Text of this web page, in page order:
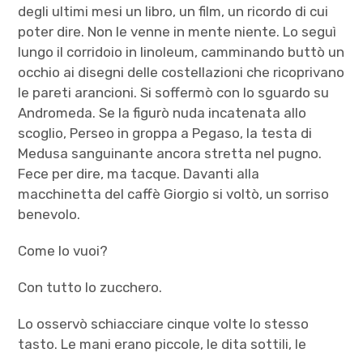
degli ultimi mesi un libro, un film, un ricordo di cui
poter dire. Non le venne in mente niente. Lo seguì
lungo il corridoio in linoleum, camminando buttò un
occhio ai disegni delle costellazioni che ricoprivano
le pareti arancioni. Si soffermò con lo sguardo su
Andromeda. Se la figurò nuda incatenata allo
scoglio, Perseo in groppa a Pegaso, la testa di
Medusa sanguinante ancora stretta nel pugno.
Fece per dire, ma tacque. Davanti alla
macchinetta del caffè Giorgio si voltò, un sorriso
benevolo.
Come lo vuoi?
Con tutto lo zucchero.
Lo osservò schiacciare cinque volte lo stesso
tasto. Le mani erano piccole, le dita sottili, le